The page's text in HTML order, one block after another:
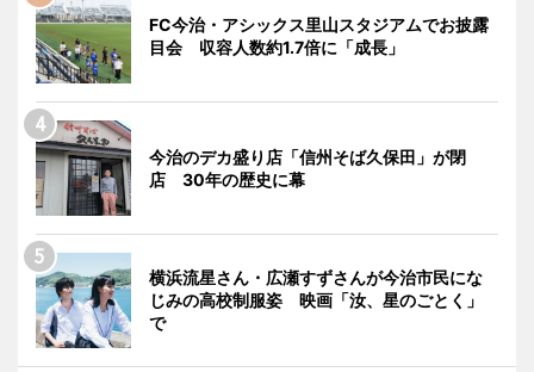
FC今治・アシックス里山スタジアムでお披露
目会 収容人数約1.7倍に「成長」
今治のデカ盛り店「信州そば久保田」が閉
店 30年の歴史に幕
横浜流星さん・広瀬すずさんが今治市民にな
じみの高校制服姿 映画「汝、星のごとく」
で